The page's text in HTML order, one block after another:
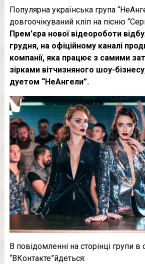
Популярна українська група
довгоочікуваний кліп на пісню
Прем’єра нової відеороботи
грудня, на офіційному каналі
компанії, яка працює з самими
зірками вітчизняного шоу-
дуетом “НеАнгели”.
В повідомленні на сторінці групи в
“ВКонтакте”йдеться: